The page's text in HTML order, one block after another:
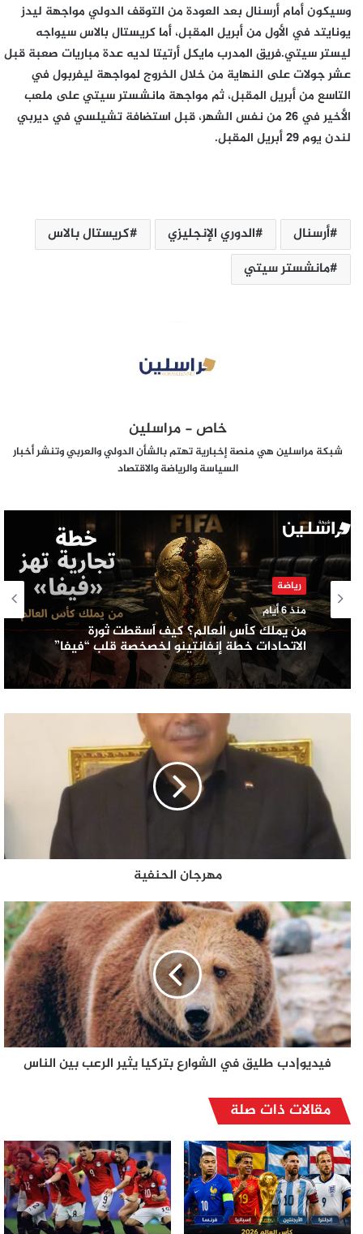
وسيكون أمام أرسنال بعد العودة من التوقف الدولي مواجهة ليدز
يونايتد في الأول من أبريل المقبل، أما كريستال بالاس سيواجه
ليستر سيتي.فريق المدرب مايكل أرتيتا لديه عدة مباريات صعبة قبل
عشر جولات على النهاية من خلال الخروج لمواجهة ليفربول في
التاسع من أبريل المقبل، ثم مواجهة مانشستر سيتي على ملعب
الأخير في 26 من نفس الشهر، قبل استضافة تشيلسي في ديربي
لندن يوم 29 أبريل المقبل.
أرسنال الدوري الإنجليزي
كريستال بالاس
مانشستر سيتي
خاص - مراسلين
شبكة مراسلين هي منصة إخبارية تهتم بالشأن الدولي والعربي وتنشر أخبار
السياسة والرياضة والاقتصاد
رياضة
منذ 6 أيام
من يملك كأس العالم؟ كيف أسقطت ثورة
الاتحادات خطة إنفانتينو لخصخصة قلب “فيفا”
مهرجان الحنفية
فيديو|دب طليق في الشوارع بتركيا يثير الرعب بين الناس
مقالات ذات صلة